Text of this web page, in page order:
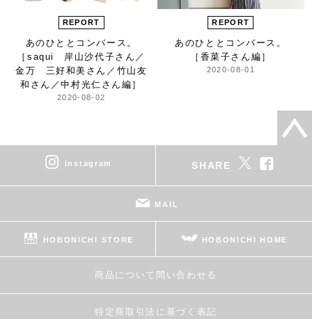
REPORT
あのひとと コンバース。
［saqui 岸山沙代子さん／
金万 三好和美さん／ 竹山友
和さん／中村光仁さん編］
2020-08-02
REPORT
あのひとと コンバース。
［香菜子さん編］
2020-08-01
instagram SHARE
MAIL
HOBONICHI STORE HOBONICHI HOME
商品について問い合わせる
特定商取引法に基づく表記